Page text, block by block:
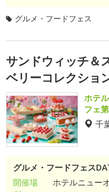
グルメ・フードフェス
サンドウィッチ＆
ベリーコレクショ
ホテ
フェ
千
グルメ・フードフェス
開催場
ホテルニュー